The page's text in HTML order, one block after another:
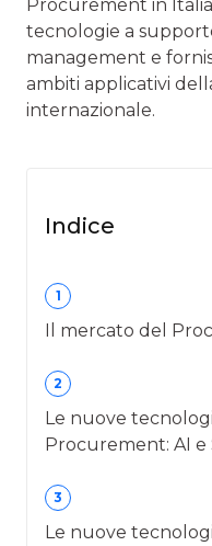
Procurement in
tecnologie a
management e
ambiti applicativi
internazionale.
Indice
1
Il mercato del
2
Le nuove
Procurement: AI e
3
Le nuove